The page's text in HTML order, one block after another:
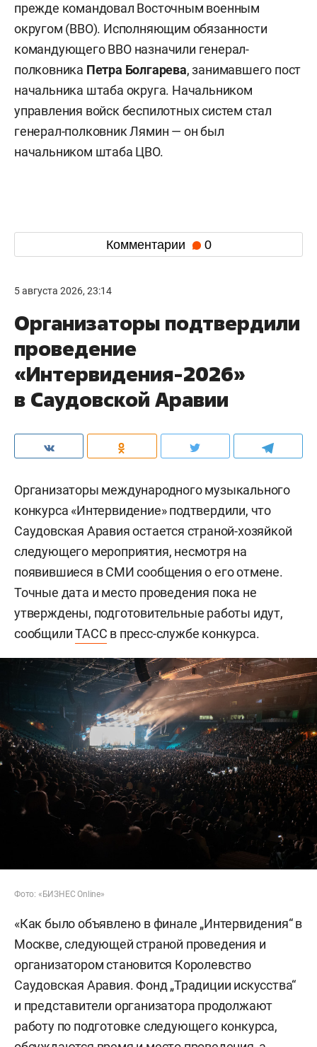
прежде командовал Восточным военным
округом (ВВО). Исполняющим обязанности
командующего ВВО назначили генерал-
полковника Петра Болгарева, занимавшего пост
начальника штаба округа. Начальником
управления войск беспилотных систем стал
генерал-полковник Лямин — он был
начальником штаба ЦВО.
Комментарии 0
5 августа 2026, 23:14
Организаторы подтвердили
проведение
«Интервидения-2026»
в Саудовской Аравии
Организаторы международного музыкального
конкурса «Интервидение» подтвердили, что
Саудовская Аравия остается страной-хозяйкой
следующего мероприятия, несмотря на
появившиеся в СМИ сообщения о его отмене.
Точные дата и место проведения пока не
утверждены, подготовительные работы идут,
сообщилиТАСС в пресс-службе конкурса.
Фото: «БИЗНЕС Online»
«Как было объявлено в финале „Интервидения“ в
Москве, следующей страной проведения и
организатором становится Королевство
Саудовская Аравия. Фонд „Традиции искусства“
и представители организатора продолжают
работу по подготовке следующего конкурса,